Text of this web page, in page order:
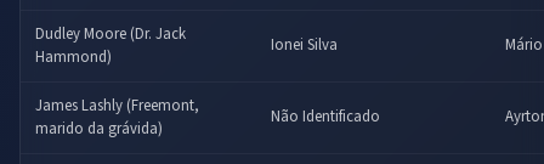
Dudley Moore (Dr. Jack
Hammond)
Ionei Silva
James Lashly (Freemont,
marido da grávida)
Não Identificado